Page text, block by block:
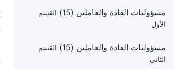
مسؤوليات القادة والعاملين (15)
القسم
الأول
مسؤوليات القادة والعاملين (15)
القسم
الثاني